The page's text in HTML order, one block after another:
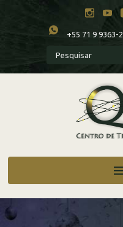
+55 71 9 9363-